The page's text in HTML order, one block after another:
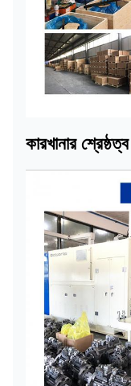
কারখানার শ্রেষ্ঠত্ব